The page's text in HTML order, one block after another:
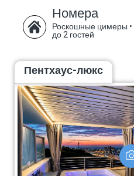
Номера
Роскошные цимеры •
до 2 гостей
Пентхаус-люкс